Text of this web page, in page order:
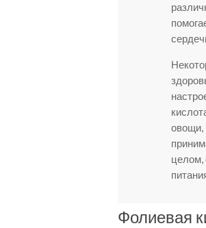
овощи,
целом,
Фолиевая